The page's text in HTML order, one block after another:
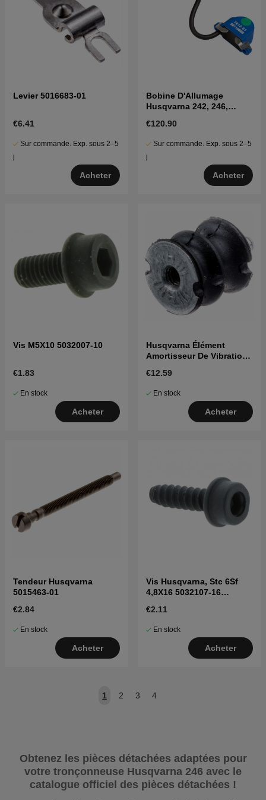
Levier 5016683-01
€6.41
Sur commande. Exp. sous 2–5
j
Acheter
Bobine D'Allumage
Husqvarna 242, 246,
€120.90
Sur commande. Exp. sous 2–5
j
Acheter
Vis M5X10 5032007-10
€1.83
En stock
Acheter
Husqvarna Élément
Amortisseur De Vibrations
€12.59
En stock
Acheter
Tendeur Husqvarna
5015463-01
€2.84
En stock
Acheter
Vis Husqvarna, Stc 6Sf
4,8X16 5032107-16
€2.11
En stock
Acheter
1 2 3 4
Obtenez les pièces détachées adaptées pour
votre tronçonneuse Husqvarna 246 avec le
catalogue officiel des pièces détachées !